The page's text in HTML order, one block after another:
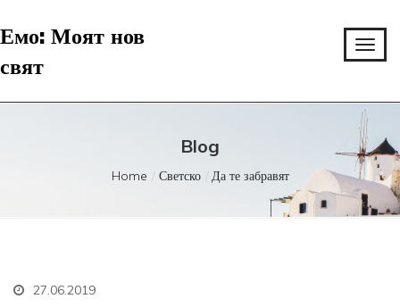
Емо: Моят нов
свят
Blog
Home Светско Да те забравят
27.06.2019